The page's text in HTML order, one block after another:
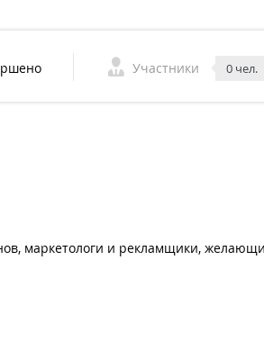
Участники 0 чел.
маркетологи и рекламщики,